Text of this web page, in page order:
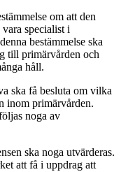
om att den
specialist i
bestämmelse ska
till primärvården och
håll.
ska få besluta om vilka
inom primärvården.
noga av
ska noga utvärderas.
att få i uppdrag att